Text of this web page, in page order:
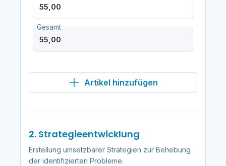
Gesamt
Artikel hinzufügen
2. Strategieentwicklung
Erstellung umsetzbarer Strategien zur Behebung
der identifizierten Probleme.